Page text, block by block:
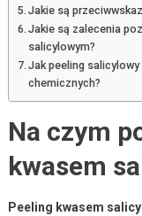
Jakie są
Jakie są zalecenia
salicylowym?
Jak peeling
chemicznych?
Na czym
kwasem
Peeling kwasem